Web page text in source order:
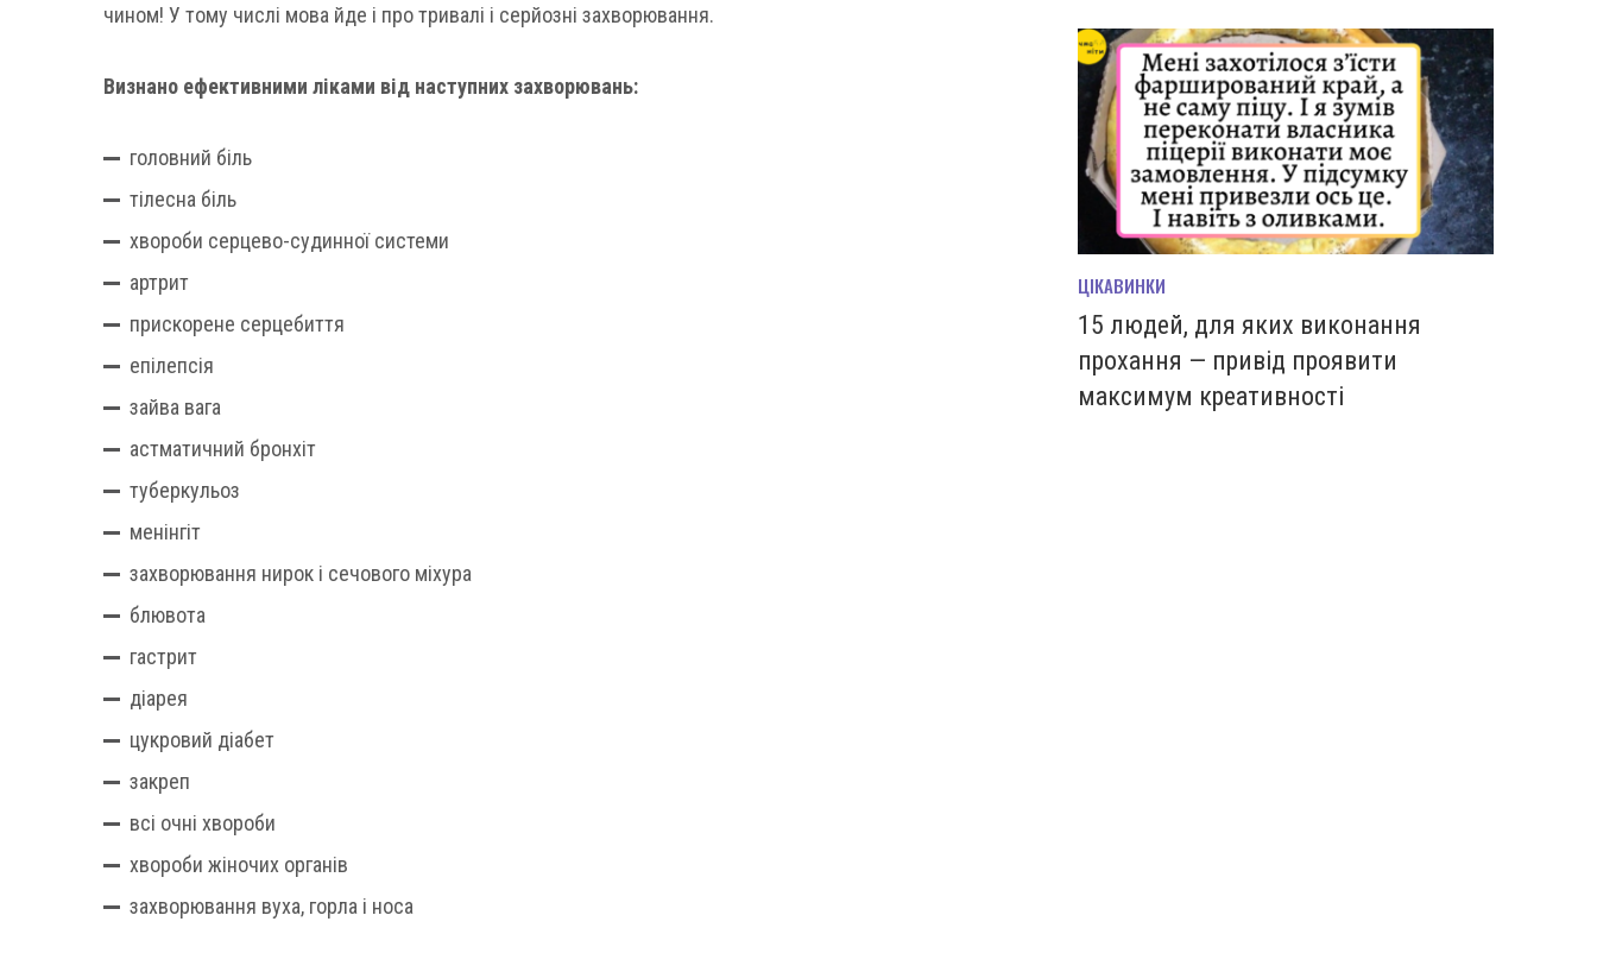
чином! У тому числі мова йде і про тривалі і серйозні захворювання.
Визнано ефективними ліками від наступних захворювань:
головний біль
тілесна біль
хвороби серцево-судинної системи
артрит
прискорене серцебиття
епілепсія
зайва вага
астматичний бронхіт
туберкульоз
менінгіт
захворювання нирок і сечового міхура
блювота
гастрит
діарея
цукровий діабет
закреп
всі очні хвороби
хвороби жіночих органів
захворювання вуха, горла і носа
ЦІКАВИНКИ
15 людей, для яких виконання
прохання — привід проявити
максимум креативності